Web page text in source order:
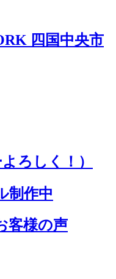
ろしく！）
制作中
客様の声